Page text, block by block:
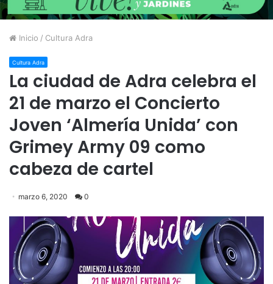
Inicio / Cultura Adra
Cultura Adra
La ciudad de Adra celebra el
21 de marzo el Concierto
Joven ‘Almería Unida’ con
Grimey Army 09 como
cabeza de cartel
marzo 6, 2020 0